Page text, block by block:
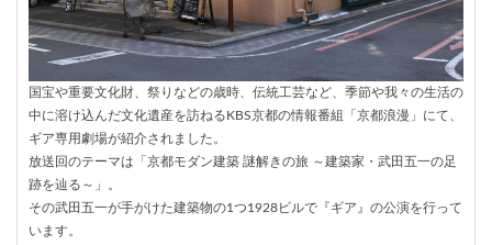
国宝や重要文化財、祭りなどの歳時、伝統工芸など、季節や我々の生活の
中に溶け込んだ文化遺産を訪ねるKBS京都の情報番組「京都浪漫」にて、
ギア専用劇場が紹介されました。
放送回のテーマは「京都モダン建築 謎解きの旅 ～建築家・武田五一の足
跡を辿る～」。
その武田五一が手がけた建築物の1つ1928ビルで『ギア』の公演を行って
います。